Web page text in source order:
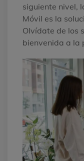
siguiente nivel,
Móvil es la
Olvídate de los
bienvenida a la